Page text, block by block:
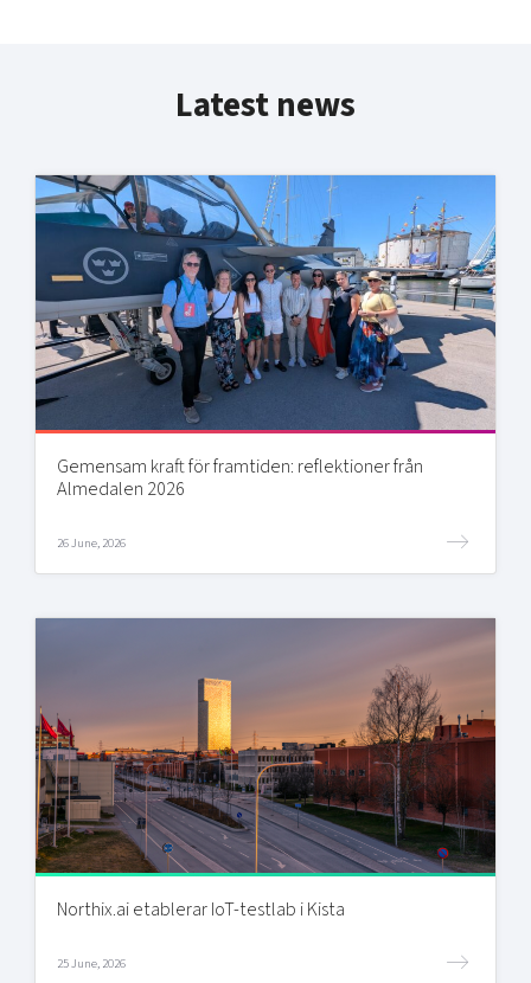
Latest news
Gemensam kraft för framtiden: reflektioner från
Almedalen 2026
26 June, 2026
Northix.ai etablerar IoT-testlab i Kista
25 June, 2026